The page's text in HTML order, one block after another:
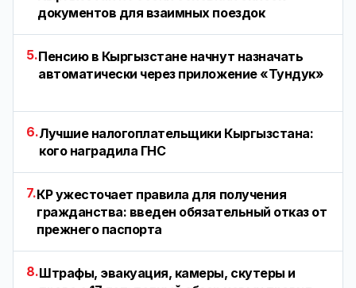
документов для взаимных поездок
5.Пенсию в Кыргызстане начнут назначать
автоматически через приложение «Тундук»
6.Лучшие налогоплательщики Кыргызстана:
кого наградила ГНС
7.КР ужесточает правила для получения
гражданства: введен обязательный отказ от
прежнего паспорта
8.Штрафы, эвакуация, камеры, скутеры и